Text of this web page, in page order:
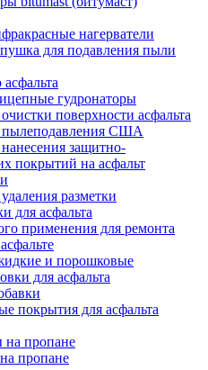
нагерватели
для подавления пыли
гудронаторы
поверхности асфальта
пылеподавления США
защитно-
покрытий на асфальт
разметки
для асфальта
применения для ремонта
и порошковые
для асфальта
покрытия для асфальта
на пропане
пропане